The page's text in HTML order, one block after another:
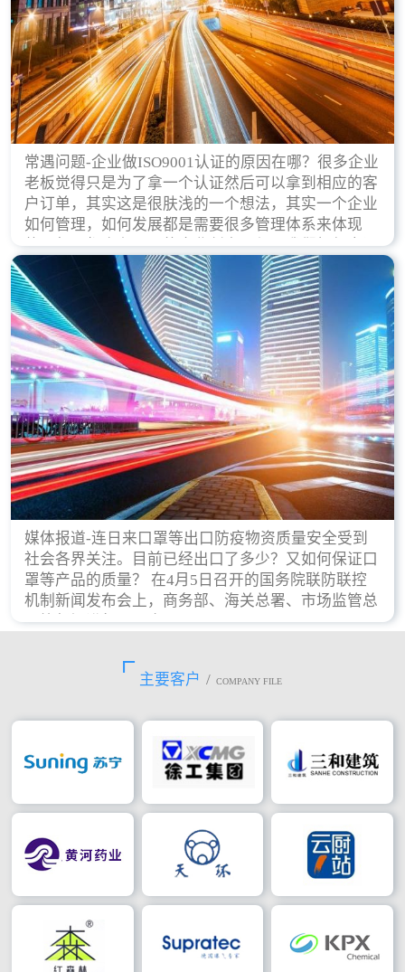
常遇问题-企业做ISO9001认证的原因在哪？很多企业
老板觉得只是为了拿一个认证然后可以拿到相应的客
户订单，其实这是很肤浅的一个想法，其实一个企业
如何管理，如何发展都是需要很多管理体系来体现
的，每天都会有不同的企业创立，但是我们如何去证
实一个企业的合法，有质量保证了？这就是ISO9001
认证体现价值的时候，那么键锋小编就来细说下企业
做ISO9001认证的根本原因。
媒体报道-连日来口罩等出口防疫物资质量安全受到
社会各界关注。目前已经出口了多少？又如何保证口
罩等产品的质量？ 在4月5日召开的国务院联防联控
机制新闻发布会上，商务部、海关总署、市场监管总
局等部门进行了回应。
主要客户 / COMPANY FILE